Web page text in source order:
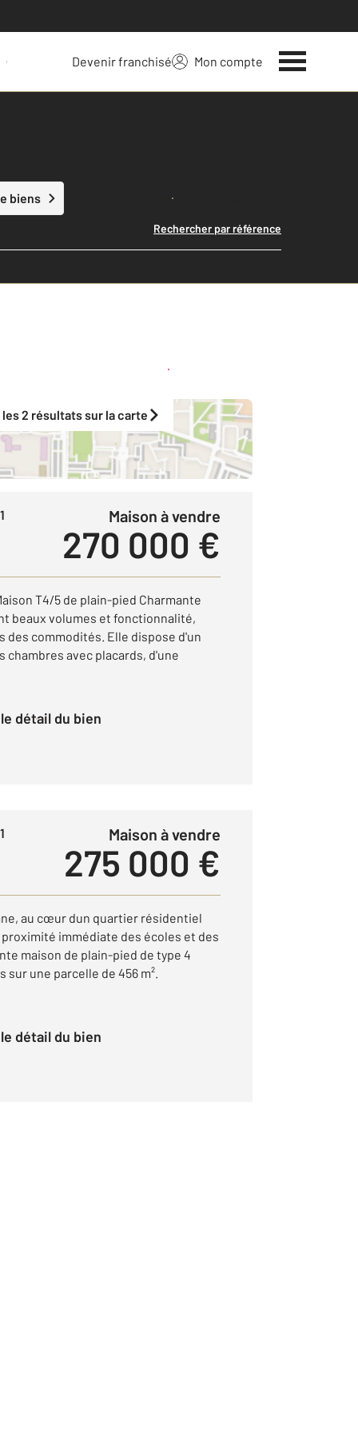
votre bien Devenir franchisé Mon compte
biens Lancer ma recherche
Rechercher par référence
Créer une alerte
les 2 résultats sur la carte
Maison à vendre
270 000 €
T4/5 de plain-pied Charmante
beaux volumes et fonctionnalité,
des commodités. Elle dispose d'un
chambres avec placards, d'une
le détail du bien
Maison à vendre
275 000 €
au cœur dun quartier résidentiel
immédiate des écoles et des
maison de plain-pied de type 4
sur une parcelle de 456 m².
le détail du bien